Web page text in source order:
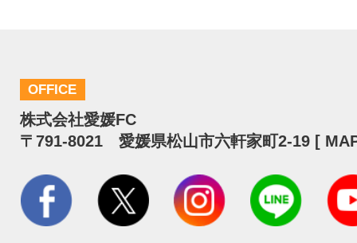
OFFICE
株式会社愛媛FC
〒791-8021 愛媛県松山市六軒家町2-19 [